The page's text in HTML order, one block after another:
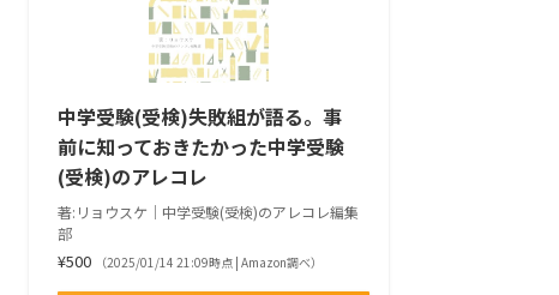
中学受験(受検)失敗組が語る。事
前に知っておきたかった中学受験
(受検)のアレコレ
著:リョウスケ｜中学受験(受検)のアレコレ編集
部
¥500 （2025/01/14 21:09時点 | Amazon調べ）